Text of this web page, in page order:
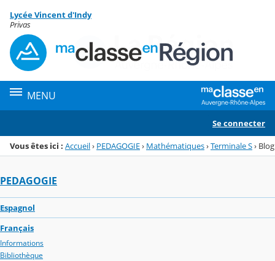
Menu de la rubrique
Contenu
Lycée Vincent d'Indy
Privas
MENU
Se connecter
Vous êtes ici : Accueil› PEDAGOGIE› Mathématiques›Terminale S› Blog
PEDAGOGIE
Espagnol
Français
Informations
Bibliothèque